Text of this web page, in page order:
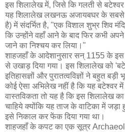
इस शिलालेख में, जिसे कि गलती से बटेश्वर
यह शिलालेख लखनऊ अजायबघर के सबसे
है) में संदर्भित है, "एक विशाल शुभ्र शिव
कि उन्होंने वहाँ आने के बाद फिर कभी
जाने का निश्चय कर लिया।"
शाहजहाँ के आदेशानुसार सन् 1155 के इस
से उखाड़ दिया गया। इस शिलालेख को
इतिहासज्ञों और पुरातत्वविज्ञों ने बहुत
कोई ऐसा अभिलेख नहीं है कि यह बटेश्वर में
वास्तविकता तो यह है कि इस शिलालेख
चाहिये क्योंकि यह ताज के वाटिका में
इसे निकाल कर फेंक दिया गया था।
शाहजहाँ के कपट का एक सूत्र